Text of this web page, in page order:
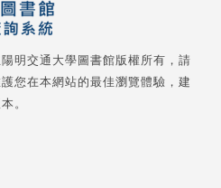
明交通大學圖書館版權所有，請
您在本網站的最佳瀏覽體驗，建
。